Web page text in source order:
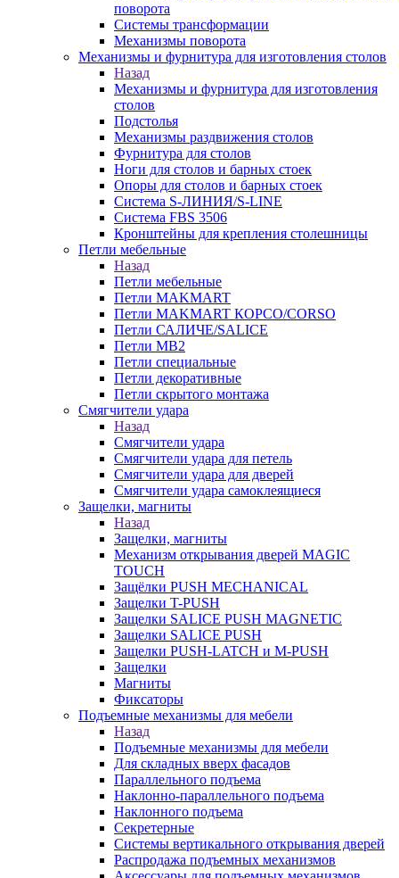
поворота
Системы трансформации
Механизмы поворота
Механизмы и фурнитура для изготовления столов
Назад
Механизмы и фурнитура для изготовления
столов
Подстолья
Механизмы раздвижения столов
Фурнитура для столов
Ноги для столов и барных стоек
Опоры для столов и барных стоек
Система S-ЛИНИЯ/S-LINE
Система FBS 3506
Кронштейны для крепления столешницы
Петли мебельные
Назад
Петли мебельные
Петли MAKMART
Петли MAKMART КОРСО/CORSO
Петли САЛИЧЕ/SALICE
Петли MB2
Петли специальные
Петли декоративные
Петли скрытого монтажа
Смягчители удара
Назад
Смягчители удара
Смягчители удара для петель
Смягчители удара для дверей
Cмягчители удара самоклеящиеся
Защелки, магниты
Назад
Защелки, магниты
Механизм открывания дверей MAGIC
TOUCH
Защёлки PUSH MECHANICAL
Защелки T-PUSH
Защелки SALICE PUSH MAGNETIC
Защелки SALICE PUSH
Защелки PUSH-LATCH и M-PUSH
Защелки
Магниты
Фиксаторы
Подъемные механизмы для мебели
Назад
Подъемные механизмы для мебели
Для складных вверх фасадов
Параллельного подъема
Наклонно-параллельного подъема
Наклонного подъема
Секретерные
Системы вертикального открывания дверей
Распродажа подъемных механизмов